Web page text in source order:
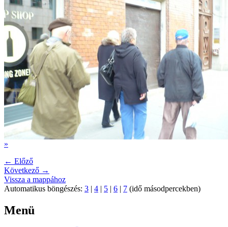
»
← Előző
Következő →
Vissza a mappához
Automatikus böngészés: 3 | 4 | 5 | 6 | 7 (idő másodpercekben)
Menü